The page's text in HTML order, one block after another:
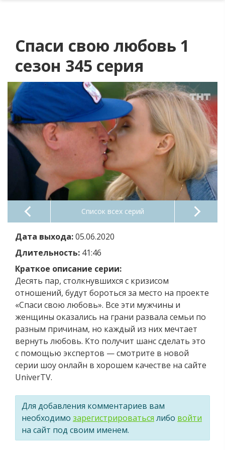
Спаси свою любовь 1
сезон 345 серия
Список всех серий
Дата выхода:05.06.2020
Длительность: 41:46
Краткое описание серии:
Десять пар, столкнувшихся с кризисом
отношений, будут бороться за место на проекте
«Спаси свою любовь». Все эти мужчины и
женщины оказались на грани развала семьи по
разным причинам, но каждый из них мечтает
вернуть любовь. Кто получит шанс сделать это
с помощью экспертов — смотрите в новой
серии шоу онлайн в хорошем качестве на сайте
UniverTV.
Для добавления комментариев вам
необходимо зарегистрироваться либо войти
на сайт под своим именем.